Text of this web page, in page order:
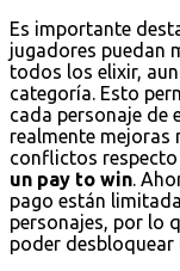
Es importante
jugadores puedan
todos los elixir,
categoría. Esto
cada personaje de
realmente mejoras
conflictos respecto
un pay to win .
pago están
personajes, por lo
poder desbloquear